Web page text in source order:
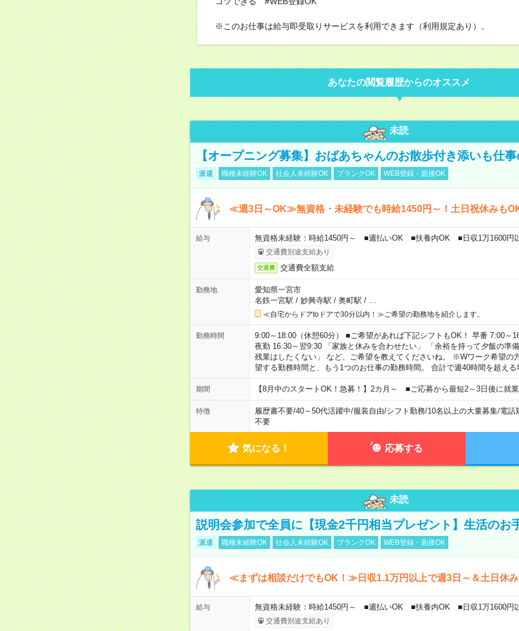
※このお仕事は給与即受取りサービスを利用できます（利用規定あり）。
あなたの閲覧履歴からのオススメ
未読
【オープニング募集】おばあちゃんのお散歩付き添いも仕
派遣 職種未経験OK 社会人未経験OK ブランクOK WEB登録・面接OK
≪週3日～OK≫無資格・未経験でも時給1450円～！土日祝休みもOK
給与 無資格未経験：時給1450円～ ■週払いOK ■扶養内OK ■日収1万1600円
交通費別途支給あり
交通費 交通費全額支給
勤務地
愛知県一宮市
名鉄一宮駅 / 妙興寺駅 / 奥町駅 /
≪自宅からドアtoドアで30分以内！≫ご希望の勤務地を紹介します。
勤務時間
9:00～18:00（休憩60分） ■ご希望があれば下記シフトもOK！ 早番 7:00～
夜勤 16:30～翌9:30 「家族と休みを合わせたい」 「余裕を持って夕飯の準
残業はしたくない」 など、ご希望を教えてくださいね。 ※Wワーク希望の
望する勤務時間と、もう1つのお仕事の勤務時間。 合計で週40時間を超える
期間 【8月中のスタートOK！急募！】2カ月～ ■ご応募から最短2～3日後に就業
特徴 履歴書不要/40～50代活躍中/服装自由/シフト勤務/10名以上の大量募集/電話
不要
気になる！ 応募する
未読
説明会参加で全員に【現金2千円相当プレゼント】生活のお
派遣 職種未経験OK 社会人未経験OK ブランクOK WEB登録・面接OK
≪まずは相談だけでもOK！≫日収1.1万円以上で週3日～＆土日休み
給与 無資格未経験：時給1450円～ ■週払いOK ■扶養内OK ■日収1万1600円
交通費別途支給あり